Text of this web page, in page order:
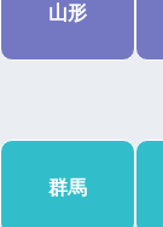
山形
群馬